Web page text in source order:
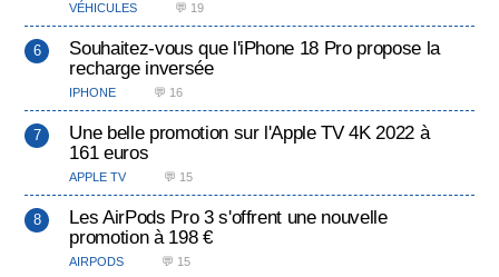
VÉHICULES 💬 19
Souhaitez-vous que l'iPhone 18 Pro propose la
recharge inversée
IPHONE 💬 16
Une belle promotion sur l'Apple TV 4K 2022 à
161 euros
APPLE TV 💬 15
Les AirPods Pro 3 s'offrent une nouvelle
promotion à 198 €
AIRPODS 💬 15